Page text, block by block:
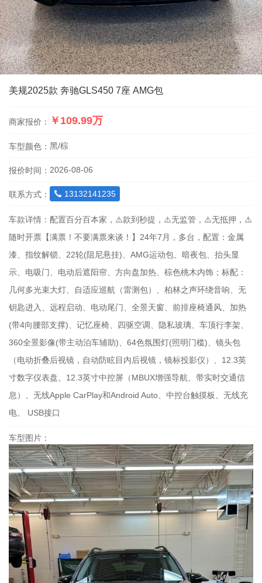
美规2025款 奔驰GLS450 7座 AMG包
商家报价： ￥109.99万
车型颜色： 黑/棕
报价时间： 2026-08-06
联系方式：  13132141235
车款详情： 配置百分百本家，⚠️款到秒提，⚠️无监管，⚠️无抵押，⚠️
随时开票【满票！不要满票来谈！】24年7月，多台，配置：金属
漆、指纹解锁、22轮(阻尼悬挂)、AMG运动包、暗夜包、抬头显
示、电吸门、电动后遮阳帘、方向盘加热、棕色桃木内饰；标配：
几何多光束大灯、自适应巡航（雷测包）、柏林之声环绕音响、无
钥匙进入、远程启动、电动尾门、全景天窗、前排座椅通风、加热
(带4向腰部支撑)、记忆座椅、四驱空调、隐私玻璃、车顶行李架、
360全景影像(带主动泊车辅助)、64色氛围灯(照明门槛)、镜头包
（电动折叠后视镜，自动防眩目内后视镜，镜标投影仪）、12.3英
寸数字仪表盘、12.3英寸中控屏（MBUX增强导航、带实时交通信
息）、无线Apple CarPlay和Android Auto、中控台触摸板、无线充
电、 USB接口
车型图片：